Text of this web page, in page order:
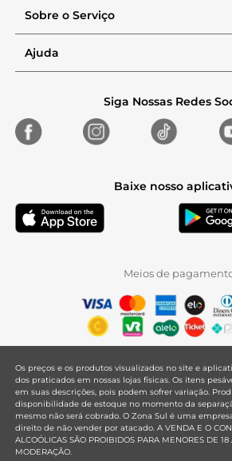
Sobre o Serviço
Ajuda
Siga Nossas Redes
Baixe nosso
Meios de
Os preços e os produtos visualizados no site e
dos praticados em nossas lojas físicas. Os itens
em suas descrições, pois podem sofrer variação.
disponibilidade de estoque no momento da
mesmo não será cobrado. O Zona Sul é uma
direito de não vender por atacado. A VENDA E O
ALCOÓLICAS SÃO PROIBIDOS PARA MENORES DE
MODERAÇÃO.